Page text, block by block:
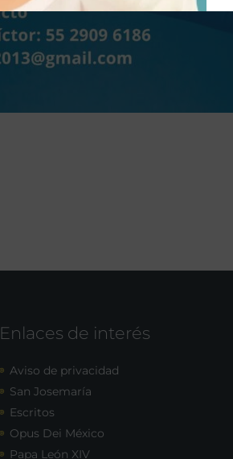
Enlaces de interés
Aviso de privacidad
San Josemaría
Escritos
Opus Dei México
Papa León XIV